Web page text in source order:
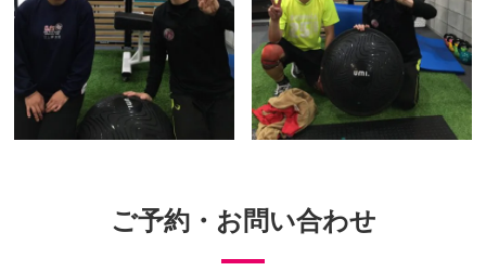
ご予約・ お問い合わせ